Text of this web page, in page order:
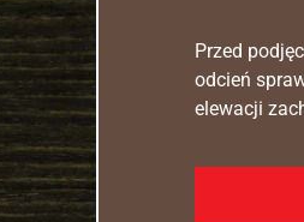
Przed
odcień
elewacji